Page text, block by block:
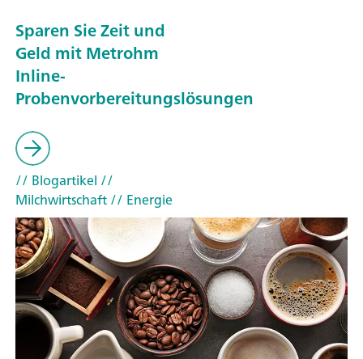
Sparen Sie Zeit und
Geld mit Metrohm
Inline-
Probenvorbereitungslösungen
// Blogartikel //
Milchwirtschaft// Energie